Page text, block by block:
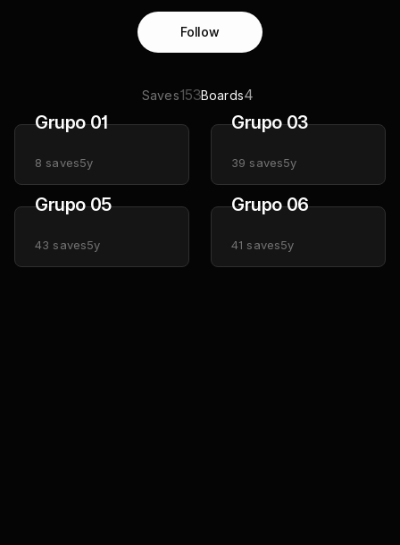
Follow
Saves153Boards4
Grupo 01
8 saves5y
Grupo 03
39 saves5y
Grupo 05
43 saves5y
Grupo 06
41 saves5y